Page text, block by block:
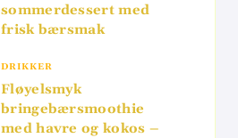
sommerdessert med
frisk bærsmak
DRIKKER
Fløyelsmyk
bringebærsmoothie
med havre og kokos –